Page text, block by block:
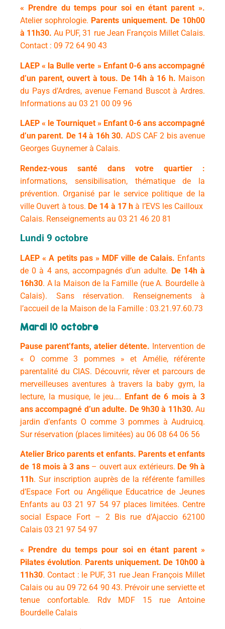
« Prendre du temps pour soi en étant parent ».
Atelier sophrologie. Parents uniquement. De 10h00
à 11h30.Au PUF, 31 rue Jean François Millet Calais.
Contact : 09 72 64 90 43
LAEP « la Bulle verte » Enfant 0-6 ans accompagné
d’un parent, ouvert à tous. De 14h à 16 h. Maison
du Pays d’Ardres, avenue Fernand Buscot à Ardres.
Informations au 03 21 00 09 96
LAEP « le Tourniquet » Enfant 0-6 ans accompagné
d’un parent. De 14 à 16h 30. ADS CAF 2 bis avenue
Georges Guynemer à Calais.
Rendez-vous santé dans votre quartier :
informations, sensibilisation, thématique de la
prévention. Organisé par le service politique de la
ville Ouvert à tous. De 14 à 17 h à l’EVS les Cailloux
Calais. Renseignements au 03 21 46 20 81
Lundi 9 octobre
LAEP« A petits pas » MDF ville de Calais. Enfants
de 0 à 4 ans, accompagnés d’un adulte. De 14h à
16h30. A la Maison de la Famille (rue A. Bourdelle à
Calais). Sans réservation.
Renseignements à
l’accueil de la Maison de la Famille : 03.21.97.60.73
Mardi 10 octobre
Pause parent’fants, atelier détente. Intervention de
« O comme 3 pommes » et Amélie, référente
parentalité du CIAS. Découvrir, rêver et parcours de
merveilleuses aventures à travers la baby gym, la
lecture, la musique, le jeu…. Enfant de 6 mois à 3
ans accompagné d’un adulte. De 9h30 à 11h30. Au
jardin d’enfants O comme 3 pommes à Audruicq.
Sur réservation (places limitées) au 06 08 64 06 56
Atelier Brico parents et enfants. Parents et enfants
de 18 mois à 3 ans– ouvert aux extérieurs. De 9h à
11h. Sur inscription auprès de la référente familles
d’Espace Fort ou Angélique Educatrice de Jeunes
Enfants au 03 21 97 54 97 places limitées. Centre
social Espace Fort – 2 Bis rue d’Ajaccio 62100
Calais 03 21 97 54 97
« Prendre du temps pour soi en étant parent »
Pilates évolution. Parents uniquement. De 10h00 à
11h30. Contact : le PUF, 31 rue Jean François Millet
Calais ou au 09 72 64 90 43. Prévoir une serviette et
tenue confortable. Rdv MDF 15 rue Antoine
Bourdelle Calais